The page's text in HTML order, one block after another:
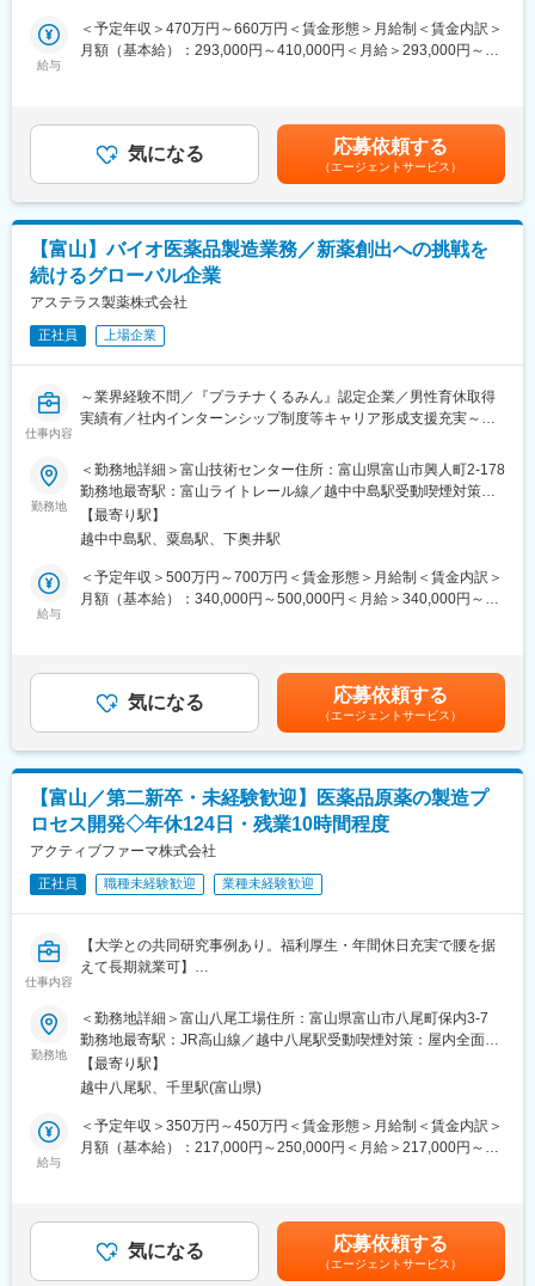
■同社の魅力：
・創業70年を超えてさらなる成長を続ける同社では、能力のある
・育休取得率90％以上、研究開発部の平均残業時間は約25時間と
働きやすい環境であり、全社平均勤続年数は13年と腰を据えて働
くことが出来る職場です。
変更の範囲：会社の定める業務
■職務詳細：
・経営企画業務：予算作成や経営方針の策定支援
いただきます。
・自らの意見が会社の方針に反映される環境
・将来的な管理職候補としてご活躍頂ける点
■組織構成：
本社総務部：人事メンバー4名、総務メンバー1名
■補足：
組織体制強化のための増員募集中です。少数精鋭ながらメンバー
同士協力してチームで裁量を持って働けます。
消炎鎮痛の経皮吸収型製剤開発に世界で初めて成功し、創業より
一貫し経皮吸収剤に特化したスペシャリティファーマとして新薬
を開発。その研究開発力を生かして積極的に海外展開を行ってい
ます。国内トップクラスの貼付剤メーカーとして最新鋭の製造設
品をお届けしています。
https://www.lead-chemical.co.jp/recruit/
変更の範囲：会社の定める業務
給与
＜予定年収＞470万円～660万円＜賃金形態＞月給制＜賃金内訳＞
月額（基本給）：293,000円～410,000円＜月給＞293,000円～
があります。月給(月額)は固定手当を含めた表記です。
気になる 応募依頼する
（エージェントサービス）
【富山】バイオ医薬品製造業務／新薬創出への挑戦を
続けるグローバル企業
アステラス製薬株式会社
正社員 上場企業
仕事内容
～業界経験不問／『プラチナくるみん』認定企業／男性育休取得
実績有／社内インターンシップ制度等キャリア形成支援充実～
■職務内容：
以下に示すバイオ医薬品製造業務を主たる担当者として担ってい
ただきます
（1）抗体医薬品の原薬製造（商用医薬品・治験医原薬）
（2）抗体製造に必要なGMP関連業務・付帯業務・環境整備の実
・ドキュメント作成、精査
（3）堅牢な製造体制への継続的な改善
（4）新規バイオ開発品の技術移転、申請に関わる業務
（5）規制当局及び提携企業による査察対応
※経験・スキルによって担っていただく主軸の業務、また経験者の
サポートレベルが変わります。
■組織について：
富山技術センターは、アステラス製薬のバイオリードの拠点のひ
とつです。微生物由来の低分子医薬品タクロリムス原薬とその製
るとともに、次世代のバイオ製品の治験医薬品および商用医薬品
の製造に向け、施設導入や技術者の育成を進めています。
技術開発セクションは富山技術センターで、抗体製造を担ってい
る部署です。セクション内には４つの課があり、抗体製造を担う
備技術課、製造での課題解決を担うプロセス開発課で構成されて
います。バイオ製品の製造プロセスは、茨城県にあるCMC研究所
勤務地
＜勤務地詳細＞富山技術センター住所：富山県富山市興人町2-178
勤務地最寄駅：富山ライトレール線／越中中島駅受動喫煙対策：
敷地内全面禁煙変更の範囲：会社の定める事業所（リモートワー
ク含む）
【最寄り駅】
越中中島駅、粟島駅、下奥井駅
給与
＜予定年収＞500万円～700万円＜賃金形態＞月給制＜賃金内訳＞
月額（基本給）：340,000円～500,000円＜月給＞340,000円～
当を支給します。■賞与：有賃金はあくまでも目安の金額であり、
選考を通じて上下する可能性があります。月給(月額)は固定手当を
含めた表記です。
気になる 応募依頼する
（エージェントサービス）
【富山／第二新卒・未経験歓迎】医薬品原薬の製造プ
ロセス開発◇年休124日・残業10時間程度
アクティブファーマ株式会社
正社員 職種未経験歓迎 業種未経験歓迎
仕事内容
【大学との共同研究事例あり。福利厚生・年間休日充実で腰を据
えて長期就業可】
■職務内容：
医薬品原薬の開発・製造・販売を行う当社にて、化合物の有機合
成、分析プロセス、製造プロセスなどの研究を行っていただきま
す。
また、研究開発部より大学との共同研究に社員を派遣しており、
直近では、連続フロー法による製造の可能性を模索するべく効率
性・安全性・環境調和性に優れたより良い製造方法を実用化し、
法』を構築し、医薬品有効成分を高収率かつ高選択収率で合成す
ることに成功いたしました。
勤務地
＜勤務地詳細＞富山八尾工場住所：富山県富山市八尾町保内3-7
勤務地最寄駅：JR高山線／越中八尾駅受動喫煙対策：屋内全面禁
煙【最寄り駅】
越中八尾駅、千里駅(富山県)
給与
＜予定年収＞350万円～450万円＜賃金形態＞月給制＜賃金内訳＞
月額（基本給）：217,000円～250,000円＜月給＞217,000円～
分単位で支給■モデル年収・月給23万円/残業月20時間（※1日/1時
間）：約370万円・月給24万円/残業月20時間（※1日/1時間）：約
420万円賃金はあくまでも目安の金額であり、選考を通じて上下
気になる 応募依頼する
（エージェントサービス）